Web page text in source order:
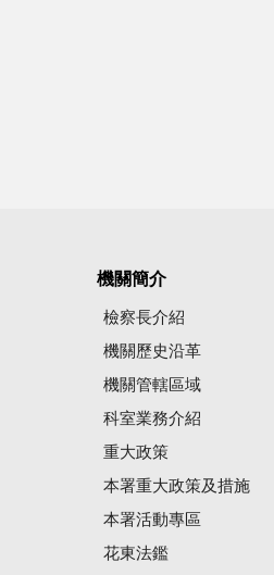
機關簡介
檢察長介紹
機關歷史沿革
機關管轄區域
科室業務介紹
重大政策
本署重大政策及措施
本署活動專區
花東法鑑